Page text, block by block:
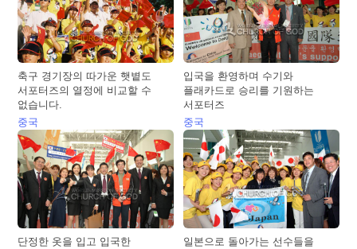
축구 경기장의 따가운 햇볕도
서포터즈의 열정에 비교할 수
없습니다.
중국
입국을 환영하며 수기와
플래카드로 승리를 기원하는
서포터즈
중국
단정한 옷을 입고 입국한
일본으로 돌아가는 선수들을